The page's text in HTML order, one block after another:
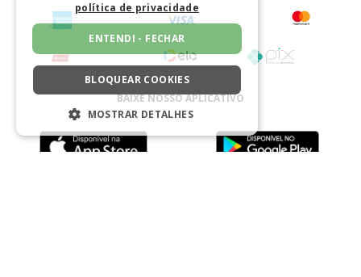
BAIXE NOSSO APLICATIVO
política de privacidade
ENTENDI - FECHAR
BLOQUEAR COOKIES
MOSTRAR DETALHES
ESTRITAMENTE NECESSÁRIOS